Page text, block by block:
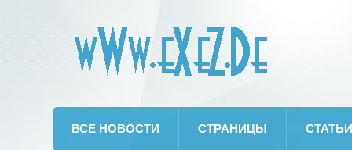
ВСЕ НОВОСТИ СТРАНИЦЫ СТАТЬИ